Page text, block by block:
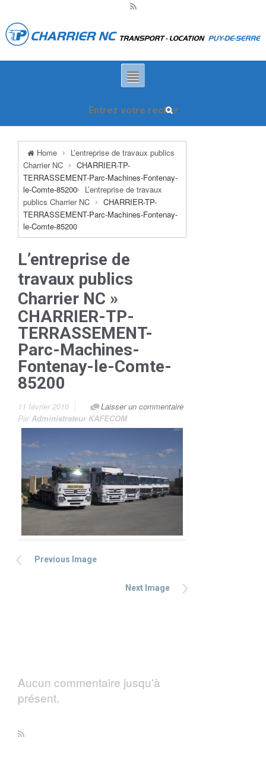
Home
L’entreprise de travaux publics
Charrier NC
CHARRIER-TP-
TERRASSEMENT-Parc-Machines-Fontenay-
le-Comte-85200
L’entreprise de travaux
publics Charrier NC
CHARRIER-TP-
TERRASSEMENT-Parc-Machines-Fontenay-
le-Comte-85200
L’entreprise de
travaux publics
Charrier NC »
CHARRIER-TP-
TERRASSEMENT-
Parc-Machines-
Fontenay-le-Comte-
85200
11 février 2016
Laisser un commentaire
ParAdministrateur KAFECOM
Previous Image
Next Image
Aucun commentaire jusqu'à
présent.